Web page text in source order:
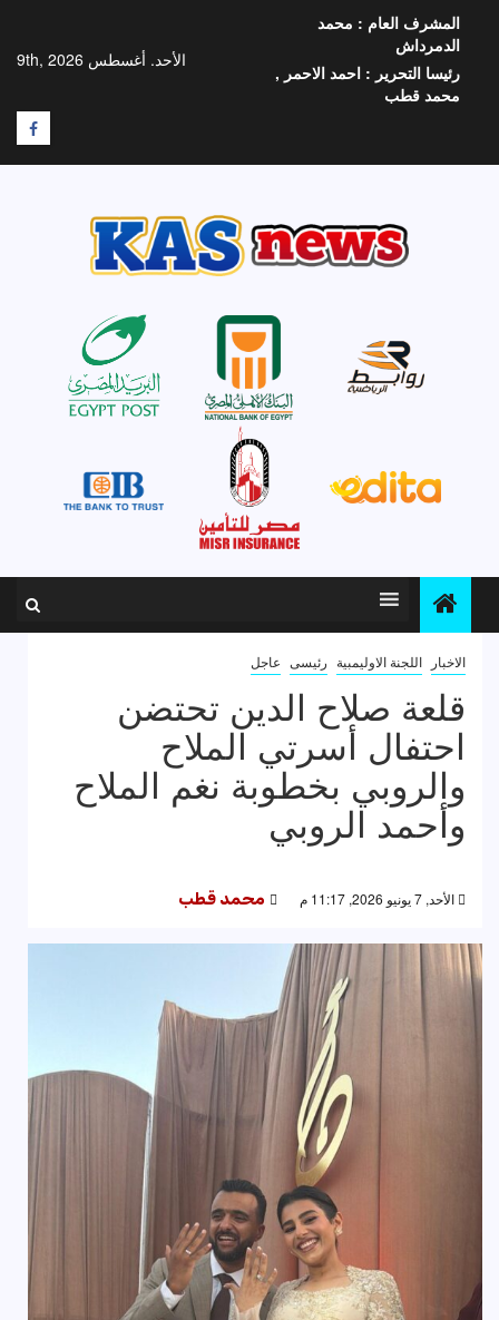
المحتوى
الأحد. أغسطس 9th, 2026
المشرف العام : محمد
الدمرداش
رئيسا التحرير : احمد الاحمر ,
محمد قطب
F
الاخبار اللجنة الاوليمبية رئيسى عاجل
قلعة صلاح الدين تحتضن
احتفال أسرتي الملاح
والروبي بخطوبة نغم الملاح
وأحمد الروبي
الأحد, 7 يونيو 2026, 11:17 م محمد قطب